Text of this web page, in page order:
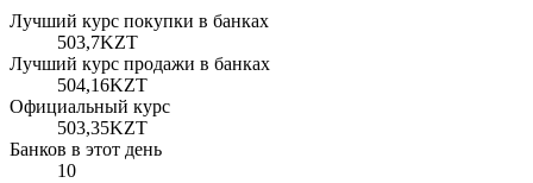
Лучший курс покупки в банках
503,7KZT
Лучший курс продажи в банках
504,16KZT
Официальный курс
503,35KZT
Банков в этот день
10